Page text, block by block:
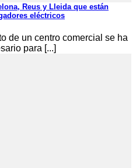
Reus y Lleida que están
eléctricos
de un centro comercial se ha
para [...]